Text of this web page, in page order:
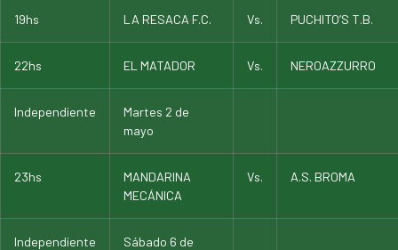
19hs LA RESACA F.C. Vs. PUCHITO’S T.B.
22hs EL MATADOR Vs. NEROAZZURRO
Independiente
Martes 2 de
mayo
23hs
MANDARINA
MECÁNICA
Vs. A.S. BROMA
Independiente
Sábado 6 de